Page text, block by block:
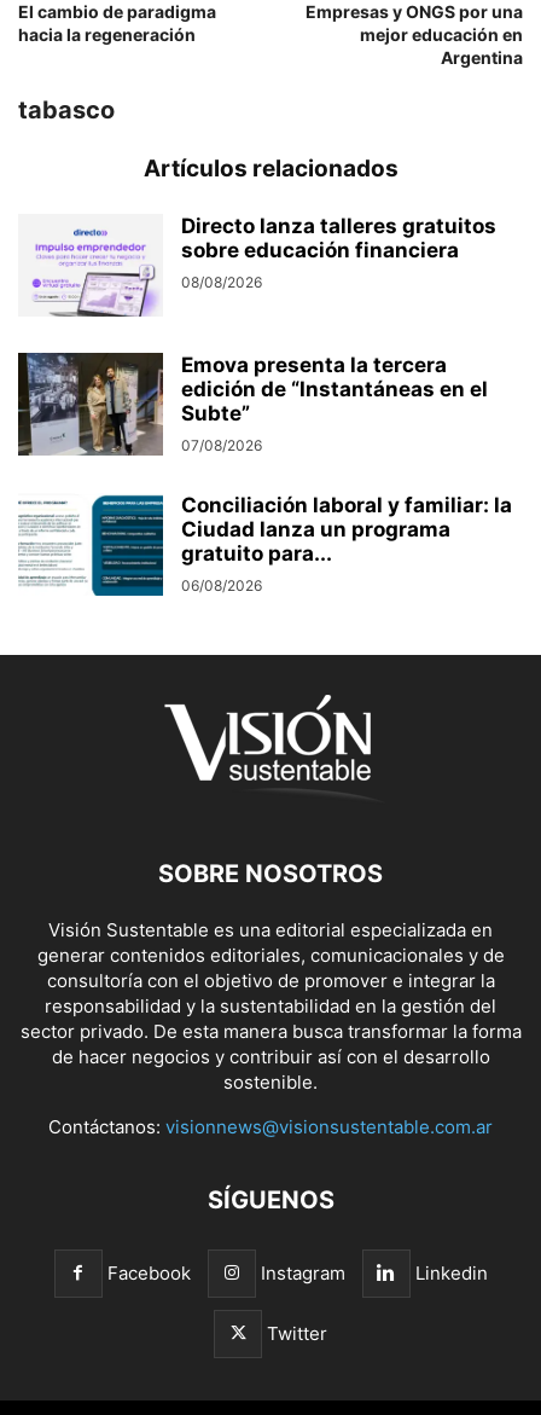
El cambio de paradigma
hacia la regeneración
Empresas y ONGS por una
mejor educación en
Argentina
tabasco
Artículos relacionados
Directo lanza talleres gratuitos
sobre educación financiera
08/08/2026
Emova presenta la tercera
edición de “Instantáneas en el
Subte”
07/08/2026
Conciliación laboral y familiar: la
Ciudad lanza un programa
gratuito para...
06/08/2026
SOBRE NOSOTROS
Visión Sustentable es una editorial especializada en
generar contenidos editoriales, comunicacionales y de
consultoría con el objetivo de promover e integrar la
responsabilidad y la sustentabilidad en la gestión del
sector privado. De esta manera busca transformar la forma
de hacer negocios y contribuir así con el desarrollo
sostenible.
Contáctanos: visionnews@visionsustentable.com.ar
SÍGUENOS
Facebook Instagram Linkedin
Twitter